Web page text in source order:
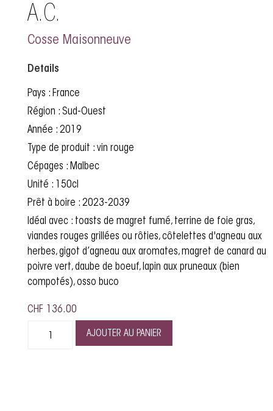
A.C.
Cosse Maisonneuve
Details
Pays : France
Région : Sud-Ouest
Année : 2019
Type de produit : vin rouge
Cépages : Malbec
Unité : 150cl
Prêt à boire : 2023-2039
Idéal avec : toasts de magret fumé, terrine de foie gras,
viandes rouges grillées ou rôties, côtelettes d'agneau aux
herbes, gigot d’agneau aux aromates, magret de canard au
poivre vert, daube de boeuf, lapin aux pruneaux (bien
compotés), osso buco
CHF 136.00
AJOUTER AU PANIER